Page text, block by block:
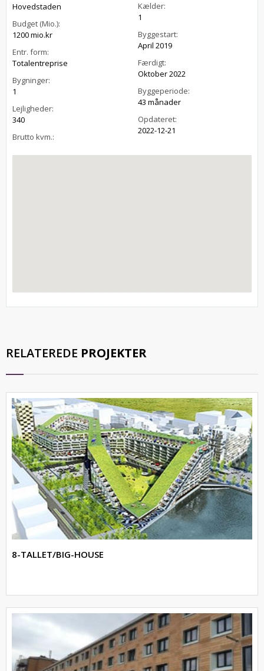
Hovedstaden
Budget (Mio.):
1200 mio.kr
Entr. form:
Totalentreprise
Bygninger:
1
Lejligheder:
340
Brutto kvm.:
Kælder:
1
Byggestart:
April 2019
Færdigt:
Oktober 2022
Byggeperiode:
43 månader
Opdateret:
2022-12-21
RELATEREDE PROJEKTER
8-TALLET/BIG-HOUSE